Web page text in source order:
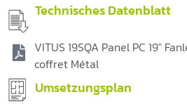
Technisches Datenblatt
VITUS 19SQA Panel PC 19"
coffret Métal
Umsetzungsplan